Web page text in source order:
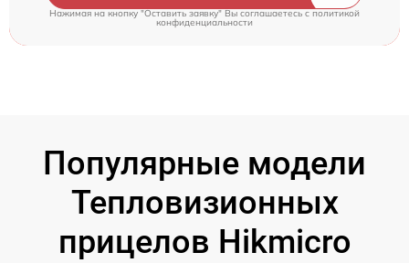
Нажимая на кнопку "Оставить заявку" Вы соглашаетесь c политикой
конфиденциальности
Популярные модели
Тепловизионных
прицелов Hikmicro